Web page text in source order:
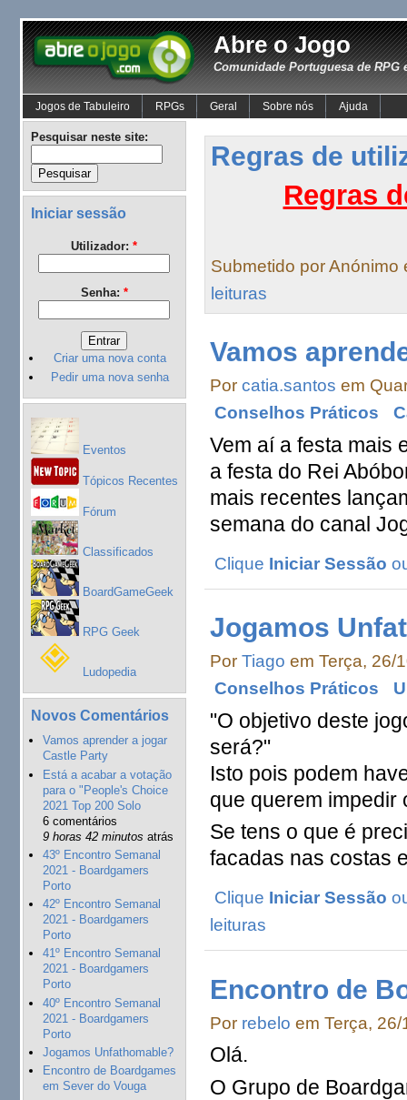
Abre o Jogo
Comunidade Portuguesa de RPG
Jogos de Tabuleiro RPGs Geral Sobre nós Ajuda
Pesquisar neste site:
Iniciar sessão
Utilizador: *
Senha: *
Criar uma nova conta
Pedir uma nova senha
Eventos
Tópicos Recentes
Fórum
Classificados
BoardGameGeek
RPG Geek
Ludopedia
Novos Comentários
Vamos aprender a jogar
Castle Party
Está a acabar a votação
para o "People's Choice
2021 Top 200 Solo
6 comentários
9 horas 42 minutos atrás
43º Encontro Semanal
2021 - Boardgamers
Porto
42º Encontro Semanal
2021 - Boardgamers
Porto
41º Encontro Semanal
2021 - Boardgamers
Porto
40º Encontro Semanal
2021 - Boardgamers
Porto
Jogamos Unfathomable?
Encontro de Boardgames
em Sever do Vouga
Regras de
Regras
Submetido por Anónimo
leituras
Vamos
Porcatia.santos em
Conselhos Práticos
Vem aí a festa mais
a festa do Rei
mais recentes
semana do canal
Clique Iniciar Sessão
Jogamos
PorTiago em Terça, 26/
Conselhos Práticos
"O objetivo deste
será?"
Isto pois podem
que querem impedir
Se tens o que é
facadas nas costas
Clique Iniciar Sessão
leituras
Encontro de
Por rebelo em Terça,
Olá.
O Grupo de